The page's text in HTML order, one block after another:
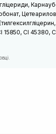
15850, CI 45380,